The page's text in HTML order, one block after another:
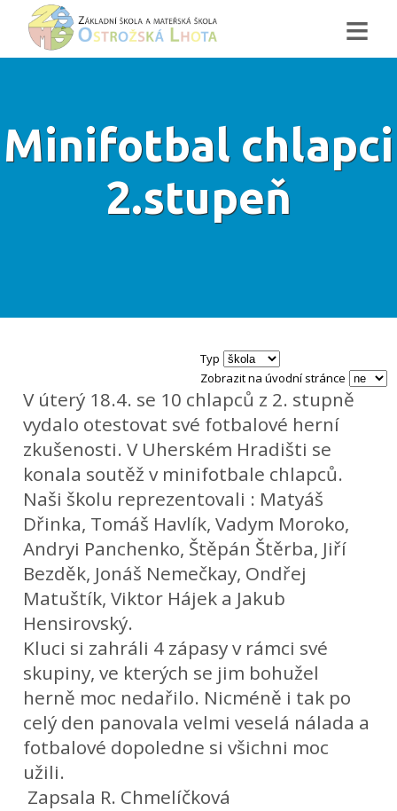
≡
Minifotbal chlapci
2.stupeň
Typ
Zobrazit na úvodní stránce
V úterý 18.4. se 10 chlapců z 2. stupně
vydalo otestovat své fotbalové herní
zkušenosti. V Uherském Hradišti se
konala soutěž v minifotbale chlapců.
Naši školu reprezentovali : Matyáš
Dřinka, Tomáš Havlík, Vadym Moroko,
Andryi Panchenko, Štěpán Štěrba, Jiří
Bezděk, Jonáš Nemečkay, Ondřej
Matuštík, Viktor Hájek a Jakub
Hensirovský.
Kluci si zahráli 4 zápasy v rámci své
skupiny, ve kterých se jim bohužel
herně moc nedařilo. Nicméně i tak po
celý den panovala velmi veselá nálada a
fotbalové dopoledne si všichni moc
užili.
Zapsala R. Chmelíčková